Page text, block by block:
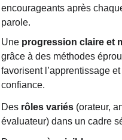
encourageants après
parole.
Une progression claire et
grâce à des méthodes
favorisent l’apprentissage et
confiance.
Des rôles variés (orateur,
évaluateur) dans un cadre